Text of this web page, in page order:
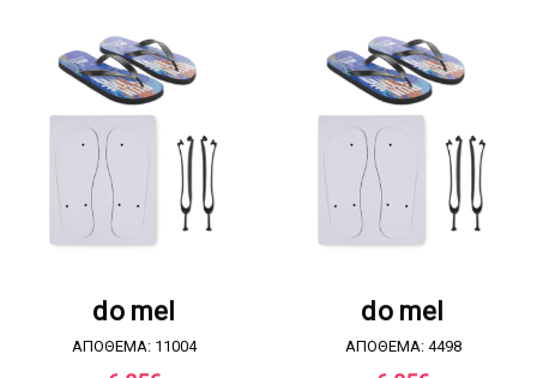
do mel
ΑΠΟΘΕΜΑ: 11004
do mel
ΑΠΟΘΕΜΑ: 4498